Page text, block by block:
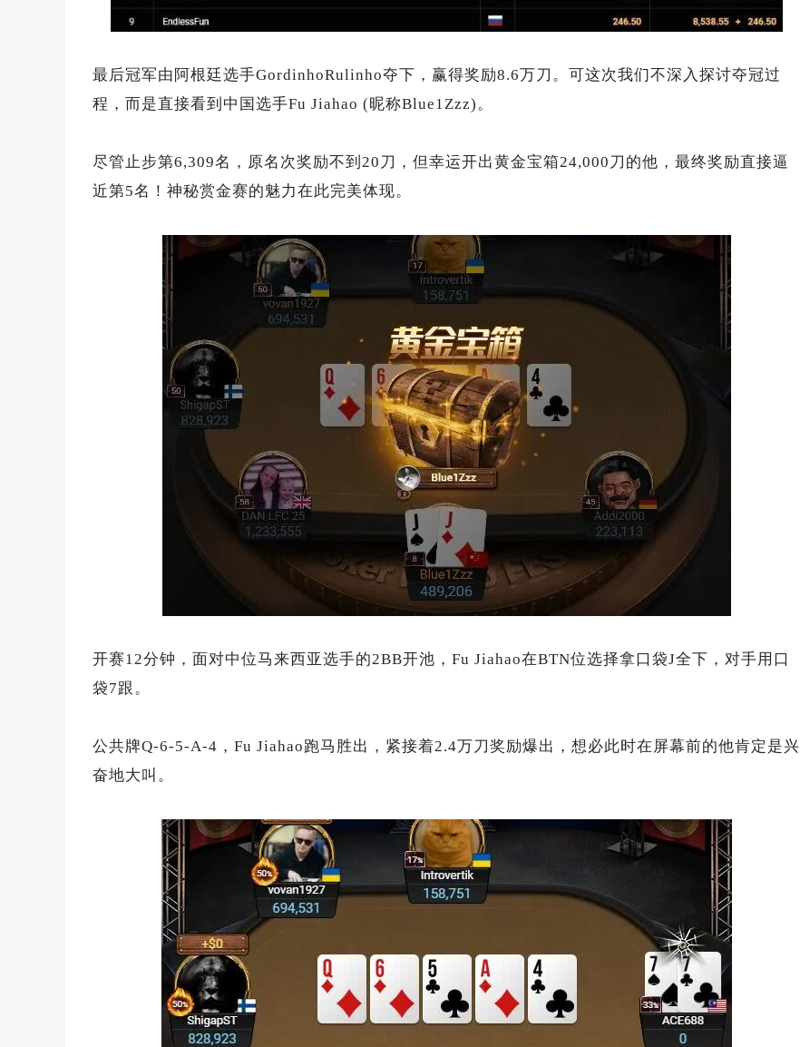
最后冠军由阿根廷选手GordinhoRulinho夺下，赢得奖励8.6万刀。可这次我们不深入探讨夺冠过
程，而是直接看到中国选手Fu Jiahao (昵称Blue1Zzz)。
尽管止步第6,309名，原名次奖励不到20刀，但幸运开出黄金宝箱24,000刀的他，最终奖励直接逼
近第5名！神秘赏金赛的魅力在此完美体现。
开赛12分钟，面对中位马来西亚选手的2BB开池，Fu Jiahao在BTN位选择拿口袋J全下，对手用口
袋7跟。
公共牌Q-6-5-A-4，Fu Jiahao跑马胜出，紧接着2.4万刀奖励爆出，想必此时在屏幕前的他肯定是兴
奋地大叫。